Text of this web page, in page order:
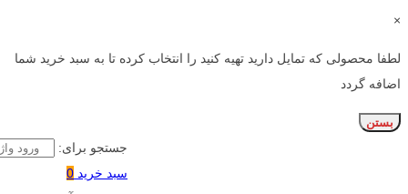
×
لطفا محصولی که تمایل دارید تهیه کنید را انتخاب کرده تا به سبد خرید شما
اضافه گردد
بستن
جستجو برای:
سبد خرید 0